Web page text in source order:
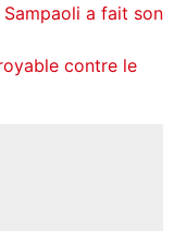
a fait son
contre le